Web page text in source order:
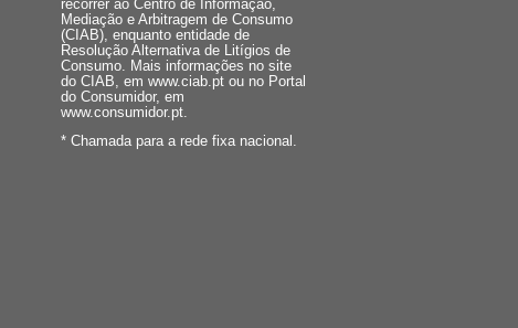
recorrer ao Centro de Informação,
Mediação e Arbitragem de Consumo
(CIAB), enquanto entidade de
Resolução Alternativa de Litígios de
Consumo. Mais informações no site
do CIAB, em www.ciab.pt ou no Portal
do Consumidor, em
www.consumidor.pt.
* Chamada para a rede fixa nacional.